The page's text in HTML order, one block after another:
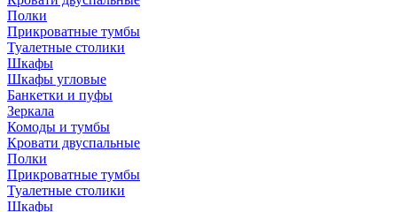
Полки
Прикроватные тумбы
Туалетные столики
Шкафы
Шкафы угловые
Банкетки и пуфы
Зеркала
Комоды и тумбы
Кровати двуспальные
Полки
Прикроватные тумбы
Туалетные столики
Шкафы